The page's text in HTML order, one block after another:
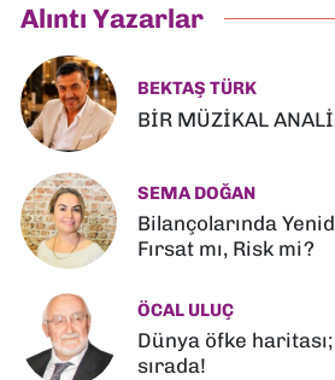
Alıntı Yazarlar
BEKTAŞ TÜRK
BİR MÜZİKAL
SEMA DOĞAN
Bilançolarında
Fırsat mı, Risk mi?
ÖCAL ULUÇ
Dünya öfke haritası;
sırada!